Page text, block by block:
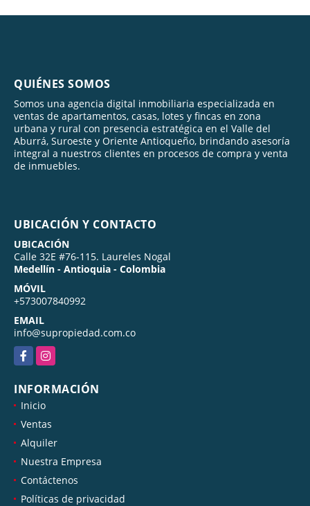
QUIÉNES SOMOS
Somos una agencia digital inmobiliaria especializada en
ventas de apartamentos, casas, lotes y fincas en zona
urbana y rural con presencia estratégica en el Valle del
Aburrá, Suroeste y Oriente Antioqueño, brindando asesoría
integral a nuestros clientes en procesos de compra y venta
de inmuebles.
UBICACIÓN Y CONTACTO
UBICACIÓN
Calle 32E #76-115. Laureles Nogal
Medellín - Antioquia - Colombia
MÓVIL
+573007840992
EMAIL
info@supropiedad.com.co
FacebookInstagram
INFORMACIÓN
Inicio
Ventas
Alquiler
Nuestra Empresa
Contáctenos
Políticas de privacidad